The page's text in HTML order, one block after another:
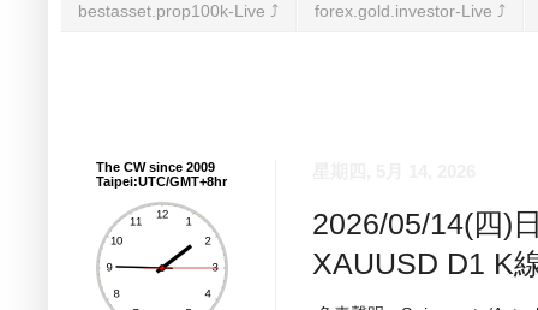
bestasset.prop100k-Live ⤴︎ forex.gold.investor-Live ⤴︎
2026/05/14(四)
XAUUSD D1 K
The CW since 2009
Taipei:UTC/GMT+8hr